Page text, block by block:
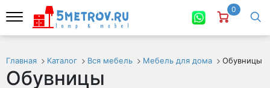
0
Главная Каталог Вся мебель Мебель для дома Обувницы
Обувницы